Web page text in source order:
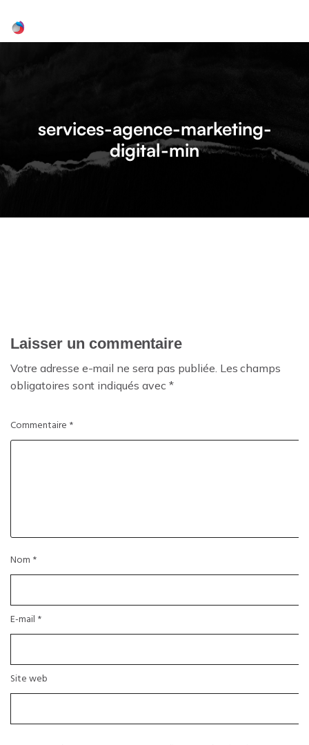
WEBMARKETING
Tous les services
services-agence-marketing-
digital-min
Laisser un commentaire
Votre adresse e-mail ne sera pas publiée. Les champs
obligatoires sont indiqués avec *
Commentaire *
Nom *
E-mail *
Site web